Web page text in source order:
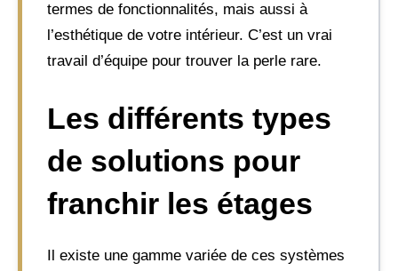
termes de fonctionnalités, mais aussi à
l’esthétique de votre intérieur. C’est un vrai
travail d’équipe pour trouver la perle rare.
Les différents types
de solutions pour
franchir les étages
Il existe une gamme variée de ces systèmes